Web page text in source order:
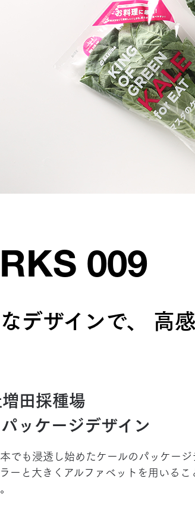
009
デザインで、 高
田採種場
ッケージデザイン
でも浸透し始めたケールのパッケージ
ーと大きくアルファベットを用いる